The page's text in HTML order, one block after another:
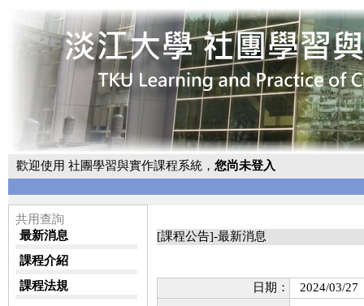
歡迎使用 社團學習與實作課程系統， 您尚未登入
共用查詢
最新消息
課程介紹
課程法規
[課程公告]-最新消息
日期： 2024/03/27